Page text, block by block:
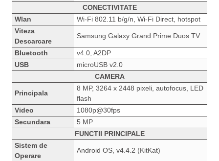
CONECTIVITATE
Wlan
Wi-Fi 802.11 b/g/n, Wi-Fi Direct, hotspot
Viteza
Descarcare
Samsung Galaxy Grand Prime Duos TV
Bluetooth
v4.0, A2DP
USB
microUSB v2.0
CAMERA
Principala
8 MP, 3264 x 2448 pixeli, autofocus, LED
flash
Video
1080p@30fps
Secundara
5 MP
FUNCTII PRINCIPALE
Sistem de
Operare
Android OS, v4.4.2 (KitKat)